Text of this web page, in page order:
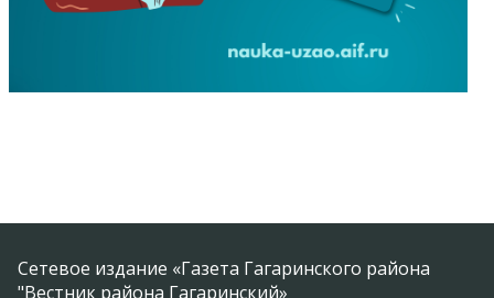
Сетевое издание «Газета Гагаринского района
"Вестник района Гагаринский»